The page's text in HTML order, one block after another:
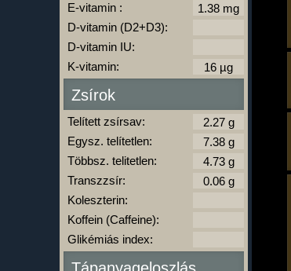
E-vitamin :
D-vitamin (D2+D3):
D-vitamin IU:
K-vitamin:
Zsírok
Telített zsírsav:
Egysz. telítetlen:
Többsz. telitetlen:
Transzzsír:
Koleszterin:
Koffein (Caffeine):
Glikémiás index: